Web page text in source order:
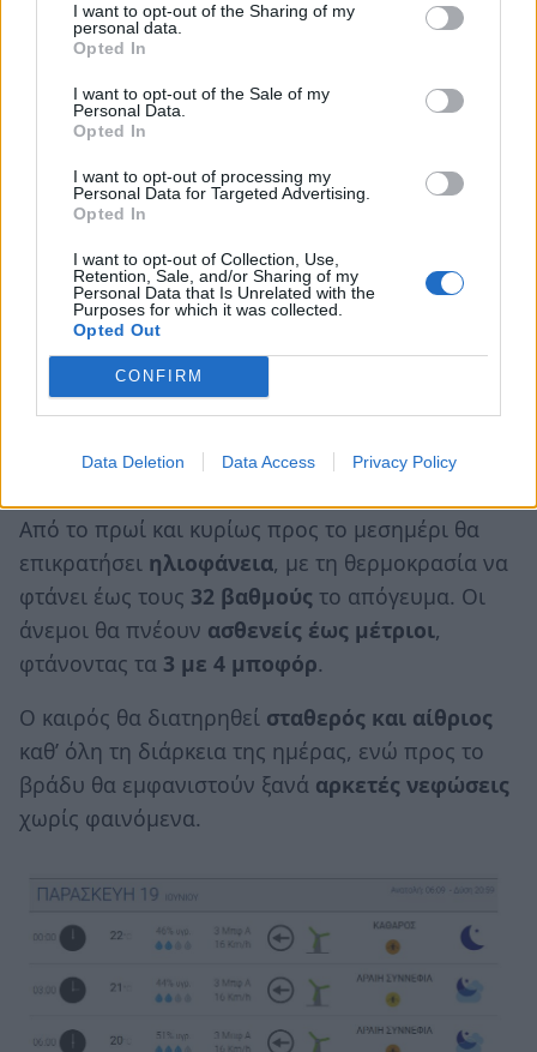
I want to opt-out of the Sharing of my
personal data.
Opted In
I want to opt-out of the Sale of my
Personal Data.
Opted In
I want to opt-out of processing my
Personal Data for Targeted Advertising.
Opted In
I want to opt-out of Collection, Use,
Retention, Sale, and/or Sharing of my
Personal Data that Is Unrelated with the
Purposes for which it was collected.
Opted Out
CONFIRM
Data Deletion Data Access Privacy Policy
Ο καιρός στην Κόρινθο
Ο καιρός στην Πάτρα
ΣτηνΠάτραη ημέρα θα ξεκινήσει με
την εμφάνισή τους
αραιές νεφώσεις.
Από το πρωί και κυρίως προς το μεσημέρι θα
επικρατήσει ηλιοφάνεια, με τη θερμοκρασία να
φτάνει έως τους 32 βαθμούς το απόγευμα. Οι
άνεμοι θα πνέουν ασθενείς έως μέτριοι,
φτάνοντας τα 3 με 4 μποφόρ.
Ο καιρός θα διατηρηθεί σταθερός και αίθριος
καθ’ όλη τη διάρκεια της ημέρας, ενώ προς το
βράδυ θα εμφανιστούν ξανά αρκετές νεφώσεις
χωρίς φαινόμενα.